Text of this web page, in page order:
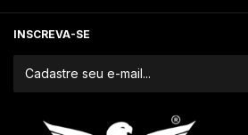
INSCREVA-SE